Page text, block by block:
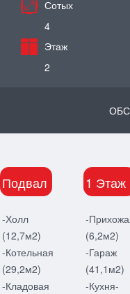
Сотых
4
Этаж
2
Подвал
-Холл
(12,7м2)
-Котельная
(29,2м2)
-Кладовая
1 Этаж
-
(6,2м2)
-Гараж
(41,1м2)
-Кухня-